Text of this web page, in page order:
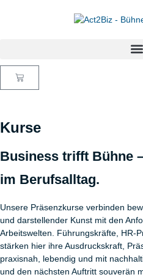
Kurse
Business trifft Bühne
im Berufsalltag.
Unsere Präsenzkurse verbinden
und darstellender Kunst mit den
Arbeitswelten. Führungskräfte, HR-
stärken hier ihre Ausdruckskraft,
praxisnah, lebendig und mit
und den nächsten Auftritt souverän